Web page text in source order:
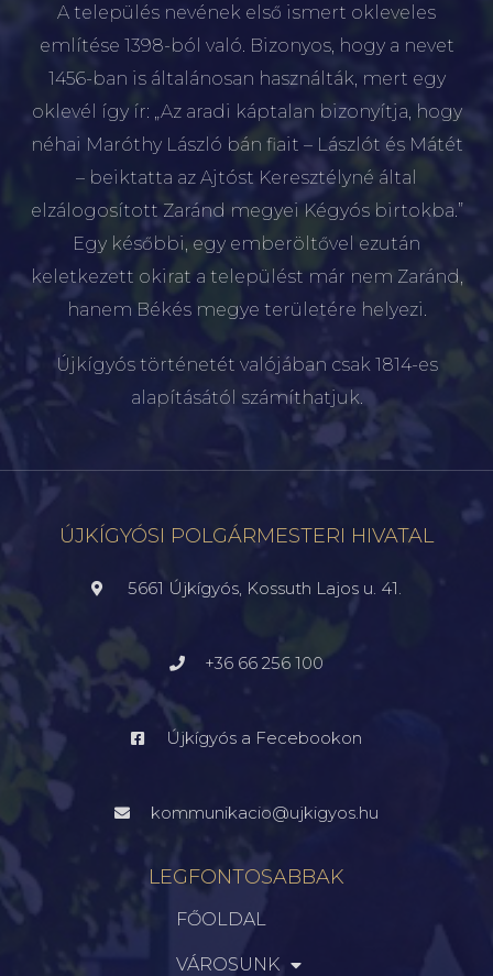
A település nevének első ismert okleveles
említése 1398-ból való. Bizonyos, hogy a nevet
1456-ban is általánosan használták, mert egy
oklevél így ír: „Az aradi káptalan bizonyítja, hogy
néhai Maróthy László bán fiait – Lászlót és Mátét
– beiktatta az Ajtóst Keresztélyné által
elzálogosított Zaránd megyei Kégyós birtokba.”
Egy későbbi, egy emberöltővel ezután
keletkezett okirat a települést már nem Zaránd,
hanem Békés megye területére helyezi.
Újkígyós történetét valójában csak 1814-es
alapításától számíthatjuk.
ÚJKÍGYÓSI POLGÁRMESTERI HIVATAL
5661 Újkígyós, Kossuth Lajos u. 41.
+36 66 256 100
Újkígyós a Fecebookon
kommunikacio@ujkigyos.hu
LEGFONTOSABBAK
FŐOLDAL
VÁROSUNK